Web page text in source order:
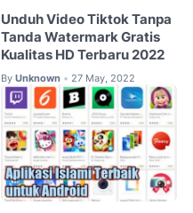
Unduh Video Tiktok Tanpa
Tanda Watermark Gratis
Kualitas HD Terbaru 2022
By Unknown • 27 May, 2022